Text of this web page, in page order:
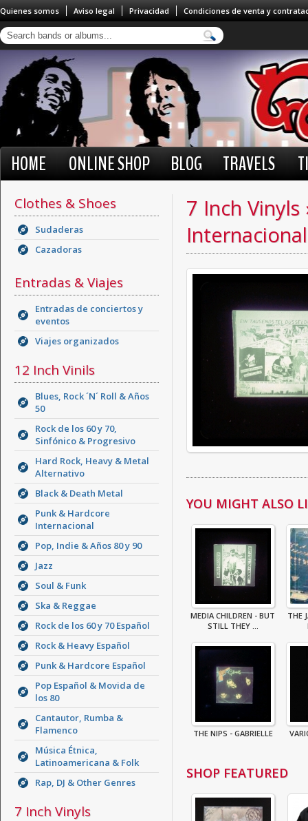
Quienes somos Aviso legal Privacidad Condiciones de venta y
HOME ONLINE SHOP BLOG TRAVELS
Clothes & Shoes
Sudaderas
Cazadoras
Entradas & Viajes
Entradas de conciertos y
eventos
Viajes organizados
12 Inch Vinils
Blues, Rock ´N´ Roll & Años
50
Rock de los 60 y 70,
Sinfónico & Progresivo
Hard Rock, Heavy & Metal
Alternativo
Black & Death Metal
Punk & Hardcore
Internacional
Pop, Indie & Años 80 y 90
Jazz
Soul & Funk
Ska & Reggae
Rock de los 60 y 70 Español
Rock & Heavy Español
Punk & Hardcore Español
Pop Español & Movida de
los 80
Cantautor, Rumba &
Flamenco
Música Étnica,
Latinoamericana & Folk
Rap, DJ & Other Genres
7 Inch Vinyls
7 Inch Vinyls
Internacional
YOU MIGHT ALSO
MEDIA CHILDREN - BUT
STILL THEY ...
THE
THE NIPS - GABRIELLE
SHOP FEATURED